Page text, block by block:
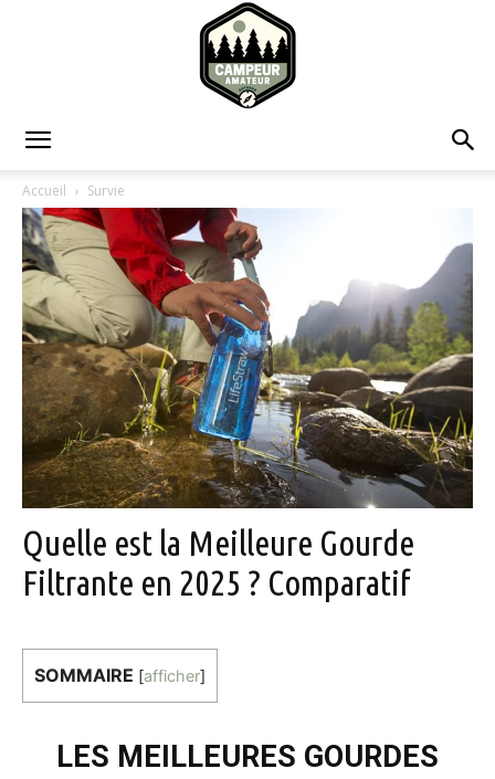
Amateur
Accueil Survie
Quelle est la Meilleure Gourde
Filtrante en 2025 ? Comparatif
SOMMAIRE [afficher]
LES MEILLEURES GOURDES